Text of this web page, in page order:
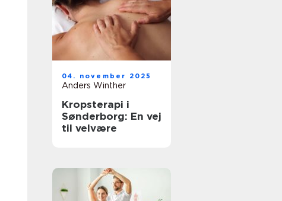
04. november 2025
Anders Winther
Kropsterapi i
Sønderborg: En vej
til velvære